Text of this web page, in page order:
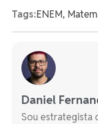
Tags:ENEM,
Daniel
Sou estrategista